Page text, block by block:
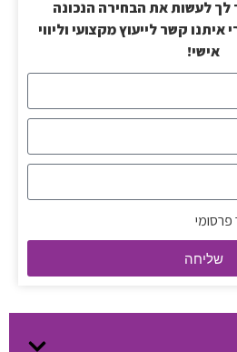
לך לעשות את הבחירה הנכונה
קשר לייעוץ מקצועי וליווי
אישי!
שליחה